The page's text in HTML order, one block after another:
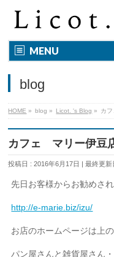
MENU
blog
HOME » blog » Licot. 's Blog » カ
カフェ マリー伊豆
投稿日 : 2016年6月17日 最終更新
先日お客様からお勧めさ
http://e-marie.biz/izu/
お店のホームページは上
パン屋さんと雑貨屋さん